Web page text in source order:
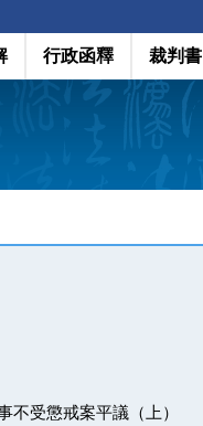
行政函釋 裁判書
不受懲戒案平議（上）